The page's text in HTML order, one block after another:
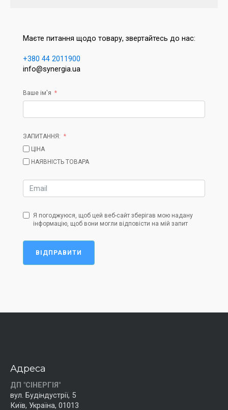
Маєте питання щодо товару, звертайтесь до нас:
+380 44 2011900
info@synergia.ua
Ваше ім'я
ЗАПИТАННЯ:
ЦІНА
НАЯВНІСТЬ ТОВАРА
Я погоджуюся, щоб цей веб-сайт зберігав мою надану
інформацію, щоб вони могли відповісти на мій запит
ВІДПРАВИТИ
Адреса
ДП "СІНЕРГІЯ"
вул. Будіндустрії, 5
Київ, Україна, 01013